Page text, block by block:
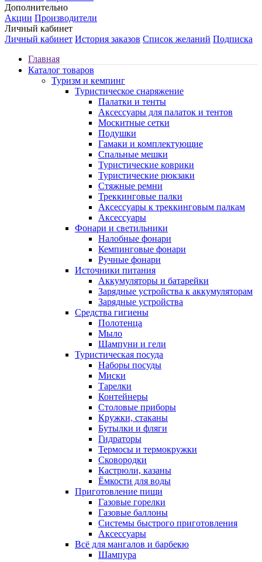
Дополнительно
Акции Производители
Личный кабинет
Личный кабинет История заказов Список желаний Подписка
Главная
Каталог товаров
Туризм и кемпинг
Туристическое снаряжение
Палатки и тенты
Аксессуары для палаток и тентов
Москитные сетки
Подушки
Гамаки и комплектующие
Спальные мешки
Туристические коврики
Туристические рюкзаки
Стяжные ремни
Треккинговые палки
Аксессуары к треккинговым палкам
Аксессуары
Фонари и светильники
Налобные фонари
Кемпинговые фонари
Ручные фонари
Источники питания
Аккумуляторы и батарейки
Зарядные устройства к аккумуляторам
Зарядные устройства
Средства гигиены
Полотенца
Мыло
Шампуни и гели
Туристическая посуда
Наборы посуды
Миски
Тарелки
Контейнеры
Столовые приборы
Кружки, стаканы
Бутылки и фляги
Гидраторы
Термосы и термокружки
Сковородки
Кастрюли, казаны
Ёмкости для воды
Приготовление пищи
Газовые горелки
Газовые баллоны
Системы быстрого приготовления
Аксессуары
Всё для мангалов и барбекю
Шампура